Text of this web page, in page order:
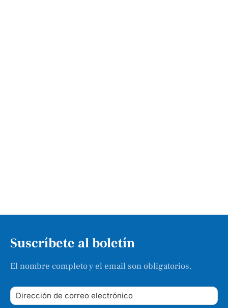
Suscríbete al boletín
El nombre completo y el email son obligatorios.